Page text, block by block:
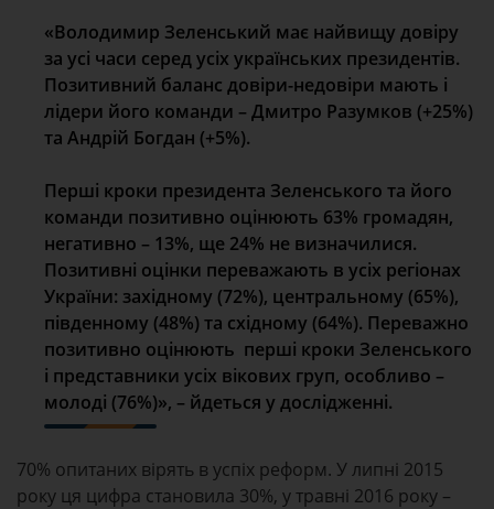
«Володимир Зеленський має найвищу довіру
за усі часи серед усіх українських президентів.
Позитивний баланс довіри-недовіри мають і
лідери його команди – Дмитро Разумков (+25%)
та Андрій Богдан (+5%).
Перші кроки президента Зеленського та його
команди позитивно оцінюють 63% громадян,
негативно – 13%, ще 24% не визначилися.
Позитивні оцінки переважають в усіх регіонах
України: західному (72%), центральному (65%),
південному (48%) та східному (64%). Переважно
позитивно оцінюють перші кроки Зеленського
і представники усіх вікових груп, особливо –
молоді (76%)», – йдеться у дослідженні.
70% опитаних вірять в успіх реформ. У липні 2015
року ця цифра становила 30%, у травні 2016 року –